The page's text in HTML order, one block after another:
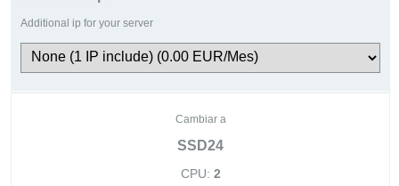
Additional ip for your server
Cambiar a
SSD24
CPU: 2